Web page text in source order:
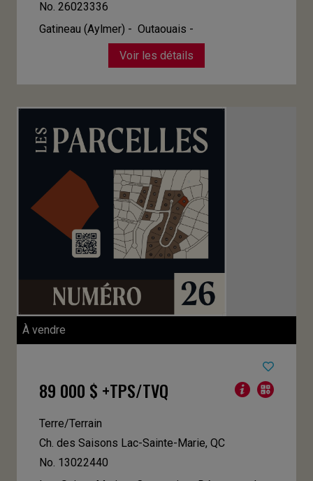
No. 26023336
Gatineau (Aylmer) - Outaouais -
Voir les détails
À vendre
89 000 $ +TPS/TVQ
Terre/Terrain
Ch. des Saisons Lac-Sainte-Marie, QC
No. 13022440